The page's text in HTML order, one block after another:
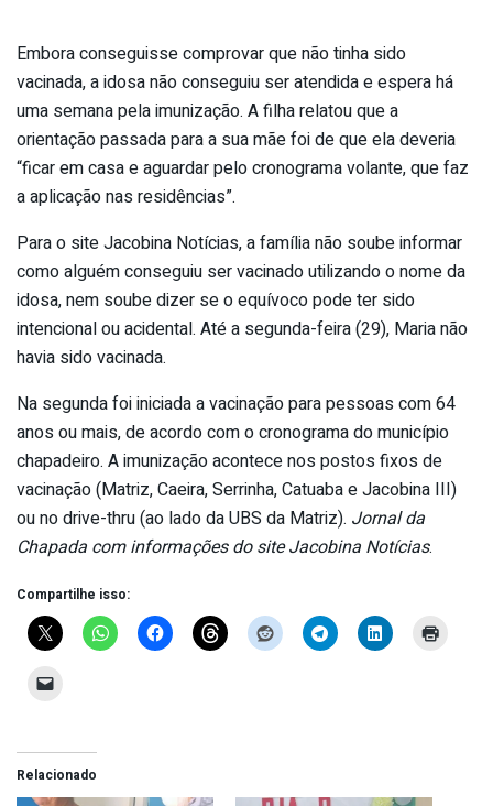
Embora conseguisse comprovar que não tinha sido
vacinada, a idosa não conseguiu ser atendida e espera há
uma semana pela imunização. A filha relatou que a
orientação passada para a sua mãe foi de que ela deveria
“ficar em casa e aguardar pelo cronograma volante, que faz
a aplicação nas residências”.
Para o site Jacobina Notícias, a família não soube informar
como alguém conseguiu ser vacinado utilizando o nome da
idosa, nem soube dizer se o equívoco pode ter sido
intencional ou acidental. Até a segunda-feira (29), Maria não
havia sido vacinada.
Na segunda foi iniciada a vacinação para pessoas com 64
anos ou mais, de acordo com o cronograma do município
chapadeiro. A imunização acontece nos postos fixos de
vacinação (Matriz, Caeira, Serrinha, Catuaba e Jacobina III)
ou no drive-thru (ao lado da UBS da Matriz). Jornal da
Chapada com informações do site Jacobina Notícias.
Compartilhe isso:
Relacionado